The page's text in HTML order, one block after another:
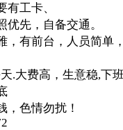
有工卡、
优先，自备交通。
，有前台，人员简单
.大费高，生意稳,下
，色情勿扰！